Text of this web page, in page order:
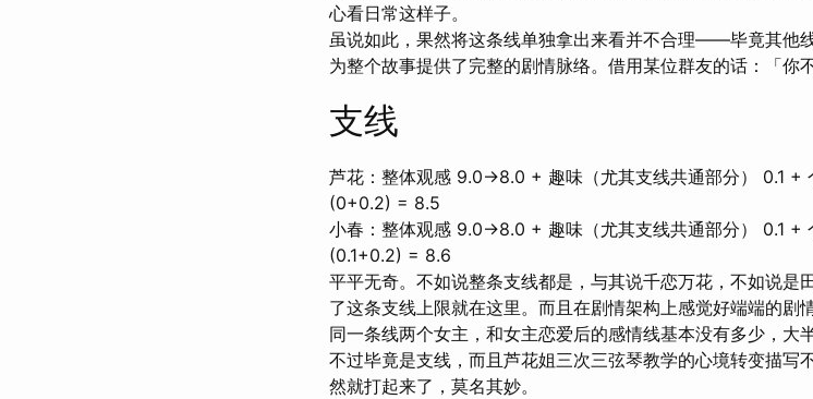
心看日常这样子。
虽说如此，果然将这条线单独拿出来看并不合理——毕竟其他
为整个故事提供了完整的剧情脉络。借用某位群友的话：「你
支线
芦花：整体观感 9.0→8.0 + 趣味（尤其支线共通部分） 0.1 +
(0+0.2) = 8.5
小春：整体观感 9.0→8.0 + 趣味（尤其支线共通部分） 0.1 +
(0.1+0.2) = 8.6
平平无奇。不如说整条支线都是，与其说千恋万花，不如说是
了这条支线上限就在这里。而且在剧情架构上感觉好端端的剧
同一条线两个女主，和女主恋爱后的感情线基本没有多少，大
不过毕竟是支线，而且芦花姐三次三弦琴教学的心境转变描写
然就打起来了，莫名其妙。